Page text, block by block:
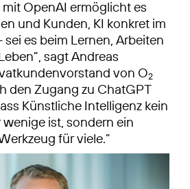
OpenAI ermöglicht es
und Kunden, KI konkret im
sei es beim Lernen, Arbeiten
sagt Andreas
von O2
den Zugang zu ChatGPT
Künstliche Intelligenz kein
ist, sondern ein
für viele.”